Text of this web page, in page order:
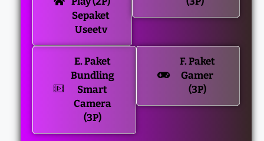
Sepaket
Useetv
E. Paket
Bundling
Smart
Camera
(3P)
F. Paket
Gamer
(3P)